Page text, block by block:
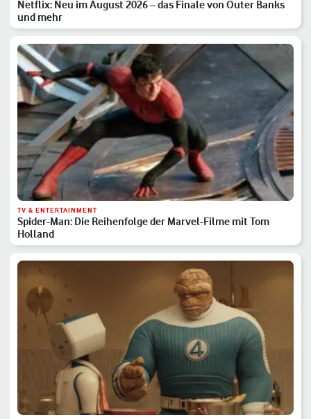
Netflix: Neu im August 2026 – das Finale von Outer Banks
und mehr
TV & ENTERTAINMENT
Spider-Man: Die Reihenfolge der Marvel-Filme mit Tom
Holland